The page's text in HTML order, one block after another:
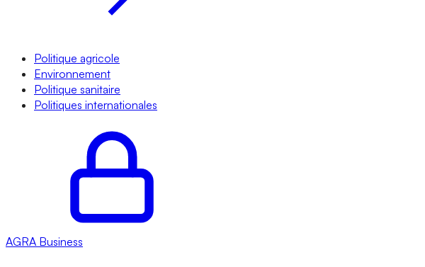
Politique agricole
Environnement
Politique sanitaire
Politiques internationales
AGRA Business